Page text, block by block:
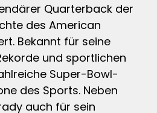
Quarterback der
des American
Bekannt für seine
und sportlichen
Super-Bowl-
des Sports. Neben
auch für sein